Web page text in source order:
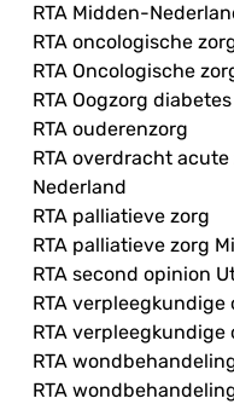
RTA Midden-
RTA oncologische
RTA Oncologische
RTA Oogzorg diabetes
RTA ouderenzorg
RTA overdracht
Nederland
RTA palliatieve zorg
RTA palliatieve zorg
RTA second opinion
RTA
RTA
RTA
RTA